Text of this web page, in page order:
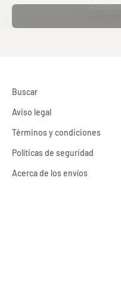
Buscar
Aviso legal
Términos y condiciones
Políticas de seguridad
Acerca de los envíos